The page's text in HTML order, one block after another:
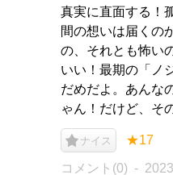
真実に直面する！
間の想いは届くの
の、それとも怖い
いい！最期の「ノ
だめだよ。あんな
ゃん！だけど、そ
ナイス ★17
コメント(0)